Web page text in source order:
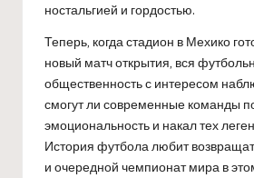
ностальгией и гордостью.
Теперь, когда стадион в Мехико
новый матч открытия, вся
общественность с интересом
смогут ли современные команды
эмоциональность и накал тех
История футбола любит
и очередной чемпионат мира в